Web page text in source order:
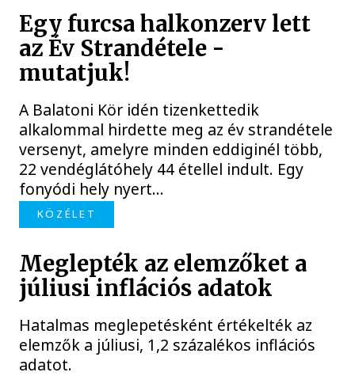
Egy furcsa halkonzerv lett
az Év Strandétele -
mutatjuk!
A Balatoni Kör idén tizenkettedik
alkalommal hirdette meg az év strandétele
versenyt, amelyre minden eddiginél több,
22 vendéglátóhely 44 étellel indult. Egy
fonyódi hely nyert...
KÖZÉLET
Meglepték az elemzőket a
júliusi inflációs adatok
Hatalmas meglepetésként értékelték az
elemzők a júliusi, 1,2 százalékos inflációs
adatot.